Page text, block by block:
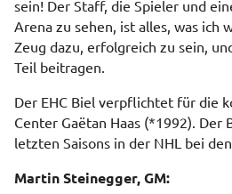
sein! Der Staff, die Spieler und
Arena zu sehen, ist alles, was ich
Zeug dazu, erfolgreich zu sein,
Teil beitragen.
Der EHC Biel verpflichtet für die
Center Gaëtan Haas (*1992). Der
letzten Saisons in der NHL bei
Martin Steinegger, GM: